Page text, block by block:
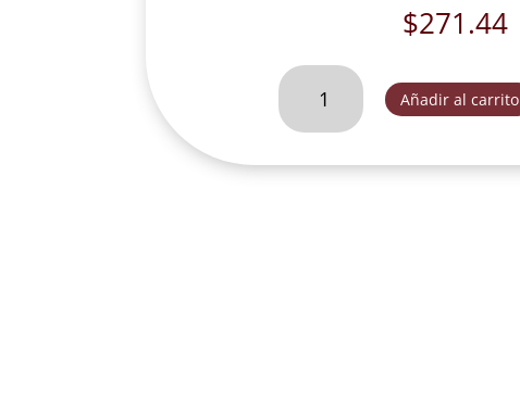
$271.44
CHOZA
CORRAL
LASO-
Añadir al carrito